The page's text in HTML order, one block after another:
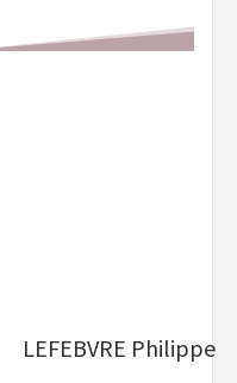
LEFEBVRE Philippe